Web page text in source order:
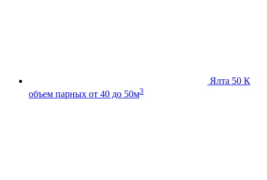
Ялта 50 К
объем парных от 40 до 50м3